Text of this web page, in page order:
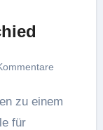
für